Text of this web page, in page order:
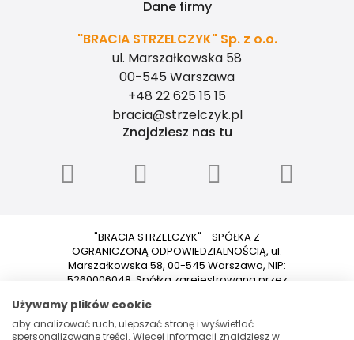
Dane firmy
"BRACIA STRZELCZYK" Sp. z o.o.
ul. Marszałkowska 58
00-545 Warszawa
+48 22 625 15 15
bracia@strzelczyk.pl
Znajdziesz nas tu
"BRACIA STRZELCZYK" - SPÓŁKA Z
OGRANICZONĄ ODPOWIEDZIALNOŚCIĄ, ul.
Marszałkowska 58, 00-545 Warszawa, NIP:
5260006048, Spółka zarejestrowana przez
Warszawie XII Wydział Gospodarczy
Krajowego Rejestru Sądowego pod
numerem 0000153699. Kapitał zakładowy:
Używamy plików cookie
aby analizować ruch, ulepszać stronę i wyświetlać
spersonalizowane treści. Więcej informacji znajdziesz w